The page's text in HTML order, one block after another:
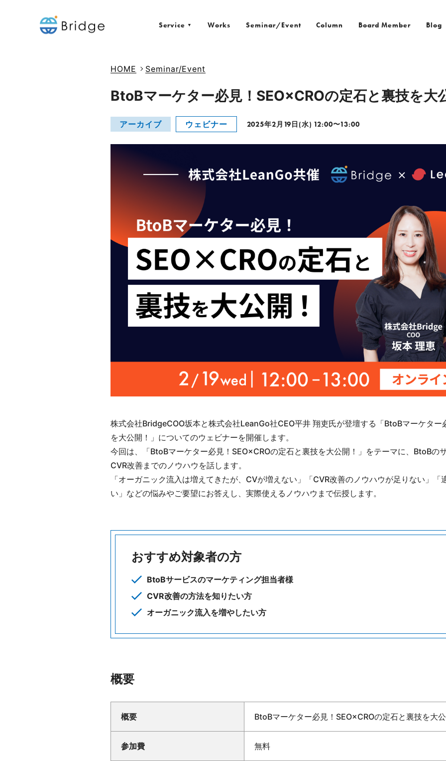
Service ▼ Works Seminar/Event Column Board Member Blog
HOME Seminar/Event
BtoBマーケター必見！SEO×CROの定石と裏技を大
アーカイブ ウェビナー 2025年2月19日(水) 12:00〜13:00
株式会社BridgeCOO坂本と株式会社LeanGo社CEO平井 翔吏氏が登壇する「BtoBマーケター
を大公開！」についてのウェビナーを開催します。
今回は、「BtoBマーケター必見！SEO×CROの定石と裏技を大公開！」をテーマに、BtoBの
CVR改善までのノウハウを話します。
「オーガニック流入は増えてきたが、CVが増えない」「CVR改善のノウハウが足りない」
い」などの悩みやご要望にお答えし、実際使えるノウハウまで伝授します。
おすすめ対象者の方
BtoBサービスのマーケティング担当者様
CVR改善の方法を知りたい方
オーガニック流入を増やしたい方
概要
概要 BtoBマーケター必見！SEO×CROの定石と裏技を大
参加費 無料